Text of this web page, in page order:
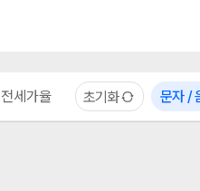
전세가율 초기화 문자 /